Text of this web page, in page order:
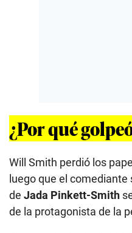
¿Por qué
Will Smith perdió los
luego que el
de Jada Pinkett-Smith
de la protagonista de la